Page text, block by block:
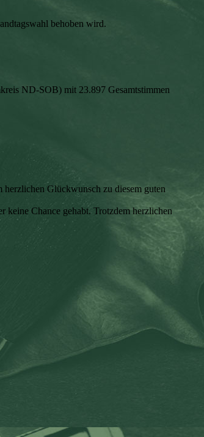
behoben wird.
ND-SOB) mit 23.897 Gesamtstimmen
Glückwunsch zu diesem guten
keine Chance gehabt. Trotzdem herzlichen